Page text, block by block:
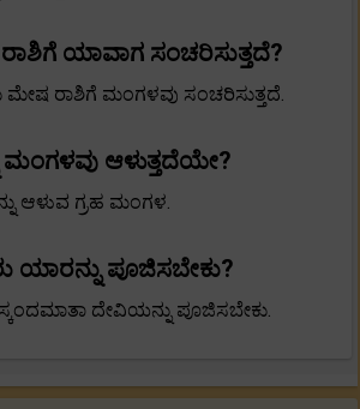
ಯಾವಾಗ ಸಂಚರಿಸುತ್ತದೆ?
ರಾಶಿಗೆ ಮಂಗಳವು ಸಂಚರಿಸುತ್ತದೆ.
ಆಳುತ್ತದೆಯೇ?
ಆಳುವ ಗ್ರಹ ಮಂಗಳ.
ಪೂಜಿಸಬೇಕು?
ದೇವಿಯನ್ನು ಪೂಜಿಸಬೇಕು.